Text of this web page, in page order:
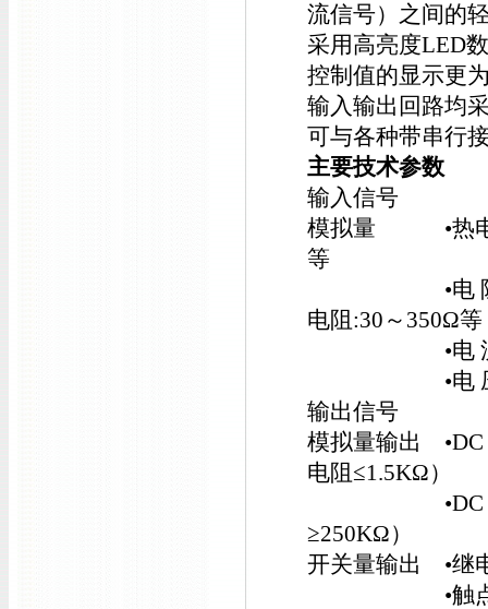
流信号）之间的
采用高亮度LED
控制值的显示更
输入输出回路均
可与各种带串行
主要技术参数
输入信号
模拟量 •热电偶
等
•电 阻：标
电阻:30～350Ω等
•电 流：0～
•电 压：0～
输出信号
模拟量输出 •DC
电阻≤1.5KΩ）
•DC 1～5V
≥250KΩ）
开关量输出 •继
•触点容量（